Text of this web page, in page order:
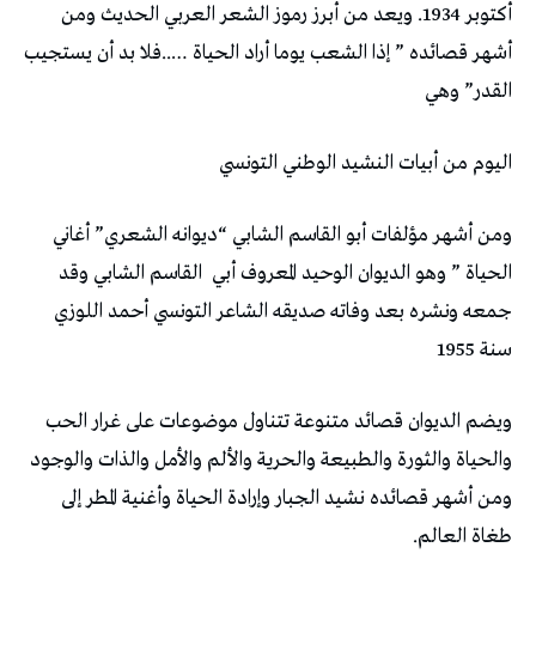
أكتوبر 1934. ويعد من أبرز رموز الشعر العربي الحديث ومن
أشهر قصائده ” إذا الشعب يوما أراد الحياة …..فلا بد أن يستجيب
القدر” وهي
اليوم من أبيات النشيد الوطني التونسي
ومن أشهر مؤلفات أبو القاسم الشابي “ديوانه الشعري” أغاني
الحياة ” وهو الديوان الوحيد المعروف أبي القاسم الشابي وقد
جمعه ونشره بعد وفاته صديقه الشاعر التونسي أحمد اللوزي
سنة 1955
ويضم الديوان قصائد متنوعة تتناول موضوعات على غرار الحب
والحياة والثورة والطبيعة والحرية والألم والأمل والذات والوجود
ومن أشهر قصائده نشيد الجبار وإرادة الحياة وأغنية المطر إلى
طغاة العالم.